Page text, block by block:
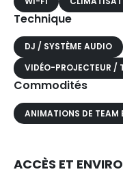
Technique
DJ / SYSTÈME AUDIO
VIDÉO-PROJECTEUR /
Commodités
ANIMATIONS DE TEAM
ACCÈS ET